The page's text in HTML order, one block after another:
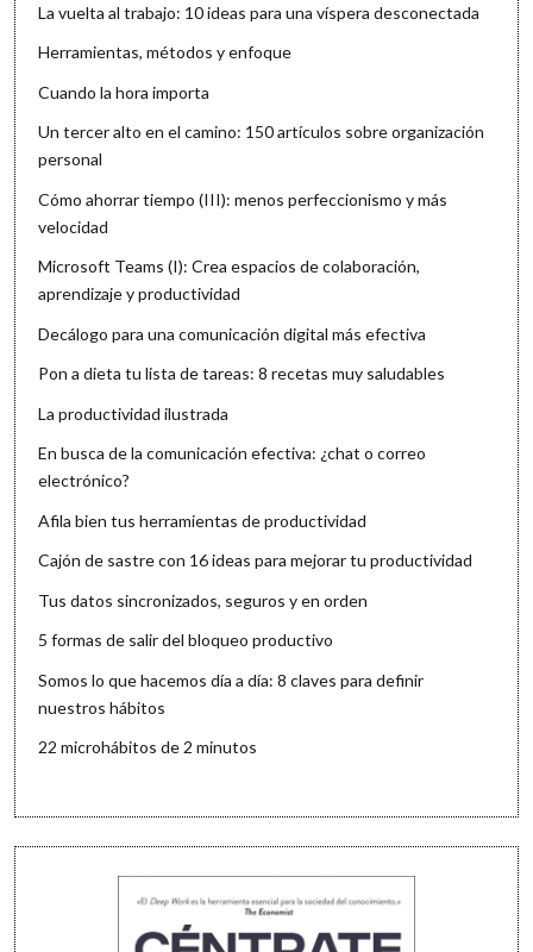
La vuelta al trabajo: 10 ideas para una víspera desconectada
Herramientas, métodos y enfoque
Cuando la hora importa
Un tercer alto en el camino: 150 artículos sobre organización
personal
Cómo ahorrar tiempo (III): menos perfeccionismo y más
velocidad
Microsoft Teams (I): Crea espacios de colaboración,
aprendizaje y productividad
Decálogo para una comunicación digital más efectiva
Pon a dieta tu lista de tareas: 8 recetas muy saludables
La productividad ilustrada
En busca de la comunicación efectiva: ¿chat o correo
electrónico?
Afila bien tus herramientas de productividad
Cajón de sastre con 16 ideas para mejorar tu productividad
Tus datos sincronizados, seguros y en orden
5 formas de salir del bloqueo productivo
Somos lo que hacemos día a día: 8 claves para definir
nuestros hábitos
22 microhábitos de 2 minutos